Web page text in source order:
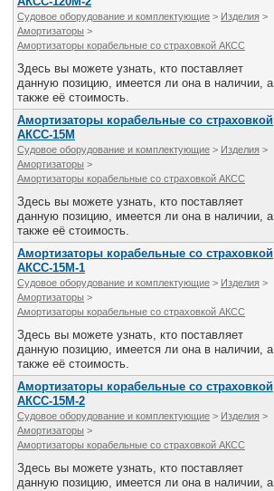
Судовое оборудование и комплектующие > Изделия >
Амортизаторы >
Амортизаторы корабельные со страховкой АКСС
Здесь вы можете узнать, кто поставляет
данную позицию, имеется ли она в наличии, а
также её стоимость.
Амортизаторы корабельные со страховкой
АКСС-15М
Судовое оборудование и комплектующие > Изделия >
Амортизаторы >
Амортизаторы корабельные со страховкой АКСС
Здесь вы можете узнать, кто поставляет
данную позицию, имеется ли она в наличии, а
также её стоимость.
Амортизаторы корабельные со страховкой
АКСС-15М-1
Судовое оборудование и комплектующие > Изделия >
Амортизаторы >
Амортизаторы корабельные со страховкой АКСС
Здесь вы можете узнать, кто поставляет
данную позицию, имеется ли она в наличии, а
также её стоимость.
Амортизаторы корабельные со страховкой
АКСС-15М-2
Судовое оборудование и комплектующие > Изделия >
Амортизаторы >
Амортизаторы корабельные со страховкой АКСС
Здесь вы можете узнать, кто поставляет
данную позицию, имеется ли она в наличии, а